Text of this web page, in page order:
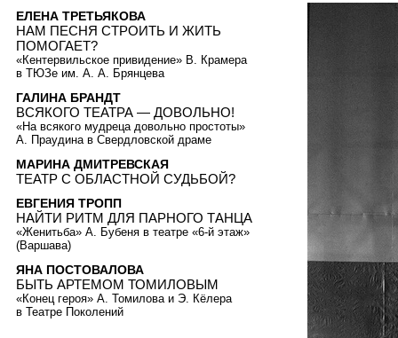
ЕЛЕНА ТРЕТЬЯКОВА
НАМ ПЕСНЯ СТРОИТЬ И ЖИТЬ
ПОМОГАЕТ?
«Кентервильское привидение» В. Крамера
в ТЮЗе им. А. А. Брянцева
ГАЛИНА БРАНДТ
ВСЯКОГО ТЕАТРА — ДОВОЛЬНО!
«На всякого мудреца довольно простоты»
А. Праудина в Свердловской драме
МАРИНА ДМИТРЕВСКАЯ
ТЕАТР С ОБЛАСТНОЙ СУДЬБОЙ?
ЕВГЕНИЯ ТРОПП
НАЙТИ РИТМ ДЛЯ ПАРНОГО ТАНЦА
«Женитьба» А. Бубеня в театре «6-й этаж»
(Варшава)
ЯНА ПОСТОВАЛОВА
БЫТЬ АРТЕМОМ ТОМИЛОВЫМ
«Конец героя» А. Томилова и Э. Кёлера
в Театре Поколений